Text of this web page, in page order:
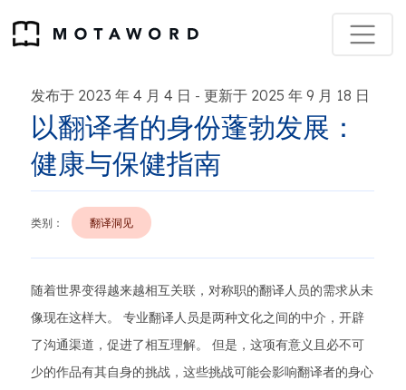
发布于 2023 年 4 月 4 日 - 更新于 2025 年 9 月 18 日
以翻译者的身份蓬勃发展：
健康与保健指南
类别： 翻译洞见
随着世界变得越来越相互关联，对称职的翻译人员的需求从未
像现在这样大。 专业翻译人员是两种文化之间的中介，开辟
了沟通渠道，促进了相互理解。 但是，这项有意义且必不可
少的作品有其自身的挑战，这些挑战可能会影响翻译者的身心